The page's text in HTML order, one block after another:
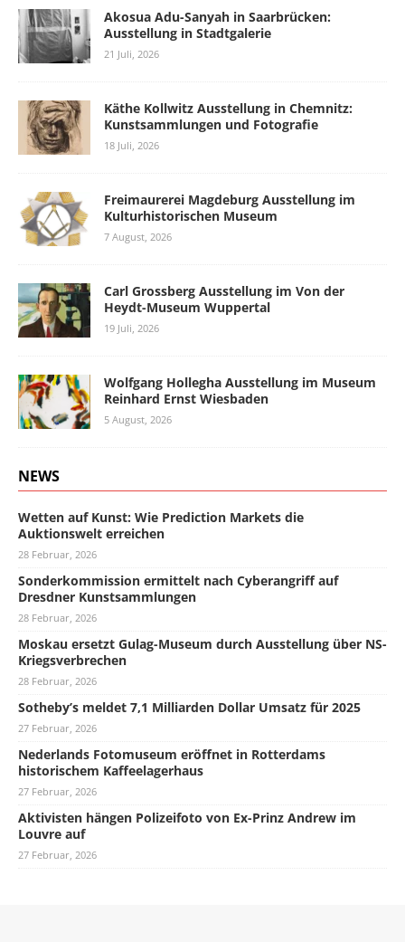
Akosua Adu-Sanyah in Saarbrücken:
Ausstellung in Stadtgalerie
21 Juli, 2026
Käthe Kollwitz Ausstellung in Chemnitz:
Kunstsammlungen und Fotografie
18 Juli, 2026
Freimaurerei Magdeburg Ausstellung im
Kulturhistorischen Museum
7 August, 2026
Carl Grossberg Ausstellung im Von der
Heydt-Museum Wuppertal
19 Juli, 2026
Wolfgang Hollegha Ausstellung im Museum
Reinhard Ernst Wiesbaden
5 August, 2026
NEWS
Wetten auf Kunst: Wie Prediction Markets die
Auktionswelt erreichen
28 Februar, 2026
Sonderkommission ermittelt nach Cyberangriff auf
Dresdner Kunstsammlungen
28 Februar, 2026
Moskau ersetzt Gulag-Museum durch Ausstellung über NS-
Kriegsverbrechen
28 Februar, 2026
Sotheby’s meldet 7,1 Milliarden Dollar Umsatz für 2025
27 Februar, 2026
Nederlands Fotomuseum eröffnet in Rotterdams
historischem Kaffeelagerhaus
27 Februar, 2026
Aktivisten hängen Polizeifoto von Ex-Prinz Andrew im
Louvre auf
27 Februar, 2026